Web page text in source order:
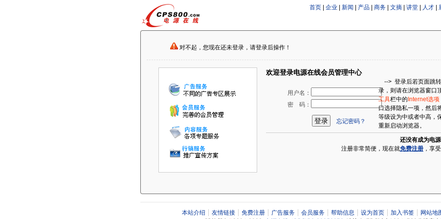
首页 企业 新闻 产品 商务 文摘 讲堂 人才
对不起，您现在还未登录，请登录后操作！
欢迎登录电源在线会员管理中心
用户名：
密 码：
--> 登录后若页面跳
录，则请在浏览器窗口
工具栏中的Internet选项
口选择隐私一项，然后
等级设为中或者中高，
重新启动浏览器。
忘记密码？
还没有成为电
注册非常简便，现在就免费注册 ，享
本站介绍 友情链接 免费注册 广告服务 会员服务 帮助信息 设为首页 加入书签 网站地